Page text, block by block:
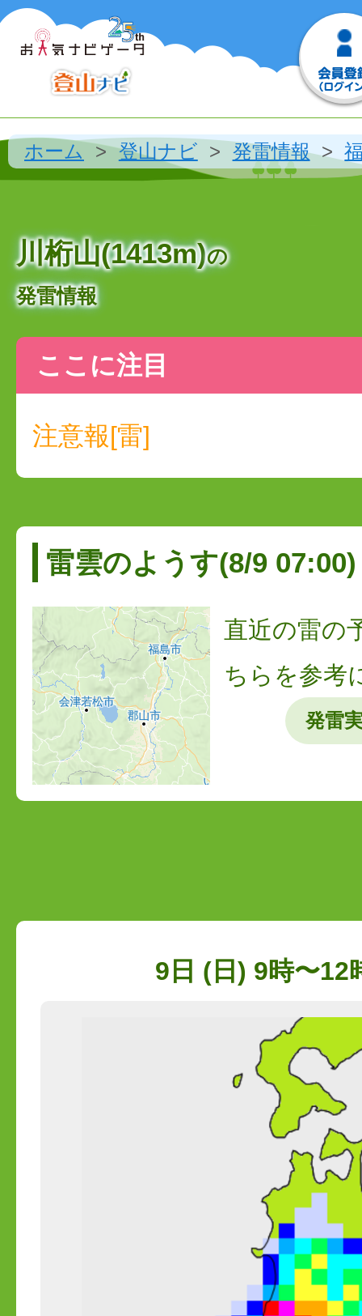
ホーム 登山ナビ 発雷情報
川桁山(1413m)の
発雷情報
ここに注目
注意報[雷]
雷雲のようす(8/9 07:00)
直近の雷の
ちらを参考
発雷
9日 (日) 9時〜12